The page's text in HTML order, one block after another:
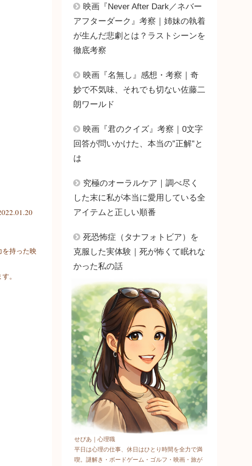
を持った映
。
映画『Never After Dark／ネバー
アフターダーク』考察｜姉妹の執着
が生んだ悲劇とは？ラストシーンを
徹底考察
映画『名無し』感想・考察｜奇
妙で不気味、それでも切ない佐藤二
朗ワールド
映画『君のクイズ』考察｜0文字
回答が問いかけた、本当の”正解”と
は
究極のオーラルケア｜調べ尽く
した末に私が本当に愛用している全
アイテムと正しい順番
死恐怖症（タナフォトビア）を
克服した実体験｜死が怖くて眠れな
かった私の話
せぴあ｜心理職
平日は心理の仕事、休日はひとり時間を全力で満
喫。謎解き・ボードゲーム・ゴルフ・映画・旅が